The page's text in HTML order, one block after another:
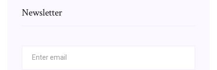
Newsletter